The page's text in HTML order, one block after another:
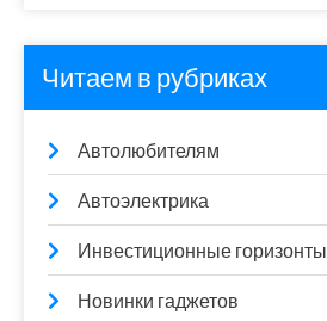
Читаем в рубриках
Автолюбителям
Автоэлектрика
Инвестиционные горизонты
Новинки гаджетов